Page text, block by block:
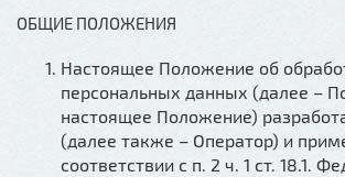
ОБЩИЕ ПОЛОЖЕНИЯ
Настоящее Положение об
персональных данных (далее –
настоящее Положение)
(далее также – Оператор) и
соответствии с п. 2 ч. 1 ст. 18.1.